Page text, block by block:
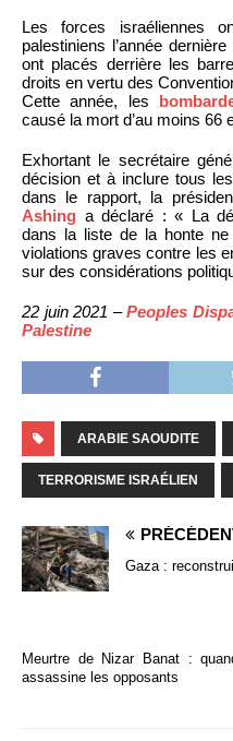
Les forces israéliennes
palestiniens l’année
ont placés derrière les
droits en vertu des
Cette année, les
causé la mort d’au moins 66
Exhortant le secrétaire
décision et à inclure tous
dans le rapport, la
Ashing a déclaré : « La
dans la liste de la honte
violations graves contre les
sur des considérations
22 juin 2021 –Peoples
Palestine
ARABIE SAOUDITE
TERRORISME ISRAÉLIEN
Gaza :
Meurtre de Nizar Banat :
assassine les opposants